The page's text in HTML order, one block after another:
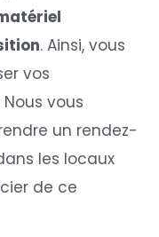
. Ainsi, vous
vos
vous
un rendez-
les locaux
de ce